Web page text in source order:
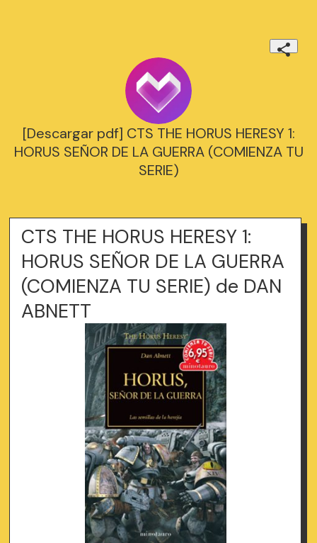
[Descargar pdf] CTS THE HORUS HERESY 1:
HORUS SEÑOR DE LA GUERRA (COMIENZA TU
SERIE)
CTS THE HORUS HERESY 1:
HORUS SEÑOR DE LA GUERRA
(COMIENZA TU SERIE) de DAN
ABNETT